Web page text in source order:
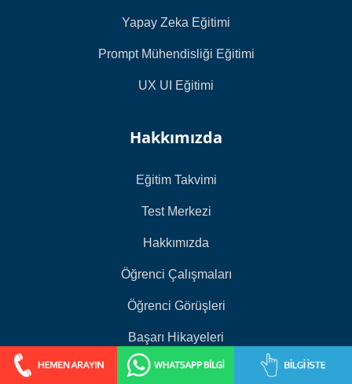
Yapay Zeka Eğitimi
Prompt Mühendisliği Eğitimi
UX UI Eğitimi
Hakkımızda
Eğitim Takvimi
Test Merkezi
Hakkımızda
Öğrenci Çalışmaları
Öğrenci Görüşleri
Başarı Hikayeleri
Bireysel Eğitimler